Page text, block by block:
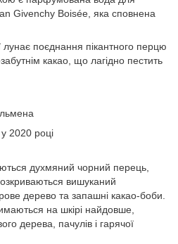
Givenchy Boisée, яка сповнена
лунає поєднання пікантного перцю
какао, що лагідно пестить
2020 році
духмяний чорний перець,
вишуканий
дерево та запашні какао-боби.
на шкірі найдовше,
дерева, пачулів і гарячої